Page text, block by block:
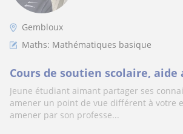
Gembloux
Maths: Mathématiques basique
Cours de soutien scolaire,
Jeune étudiant aimant partager ses
amener un point de vue différent à votre
amener par son professe...